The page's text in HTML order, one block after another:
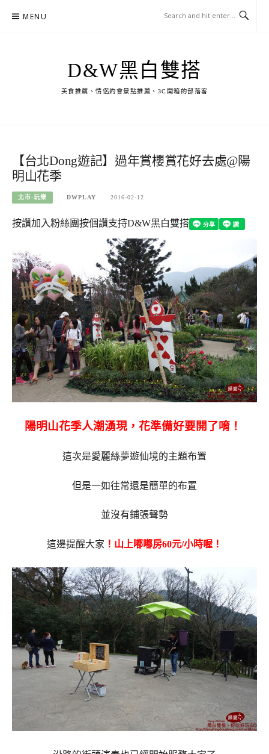
MENU
D&W黑白雙搭
美食推薦、情侶約會景點推薦、3C開箱的部落客
【台北Dong遊記】過年賞櫻賞花好去處@陽
明山花季
北市-玩樂 DWPLAY 2016-02-12
按讚加入粉絲團按個讚支持D&W黑白雙搭
陽明山花季人潮湧現，花準備好要開了唷！
這次是愛麗絲夢遊仙境的主題布置
但是一如往常還是簡單的布置
並沒有鋪張聲勢
這邊提醒大家 ！山上嘟嘟房60元/小時喔！